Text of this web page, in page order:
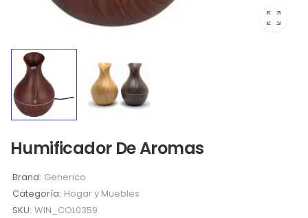
Humificador De Aromas
Brand: Generico
Categoría: Hogar y Muebles
SKU: WIN_COL0359